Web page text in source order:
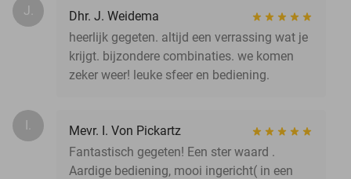
J.
Dhr. J. Weidema
heerlijk gegeten. altijd een verrassing wat je
krijgt. bijzondere combinaties. we komen
zeker weer! leuke sfeer en bediening.
I.
Mevr. I. Von Pickartz
Fantastisch gegeten! Een ster waard .
Aardige bediening, mooi ingericht( in een